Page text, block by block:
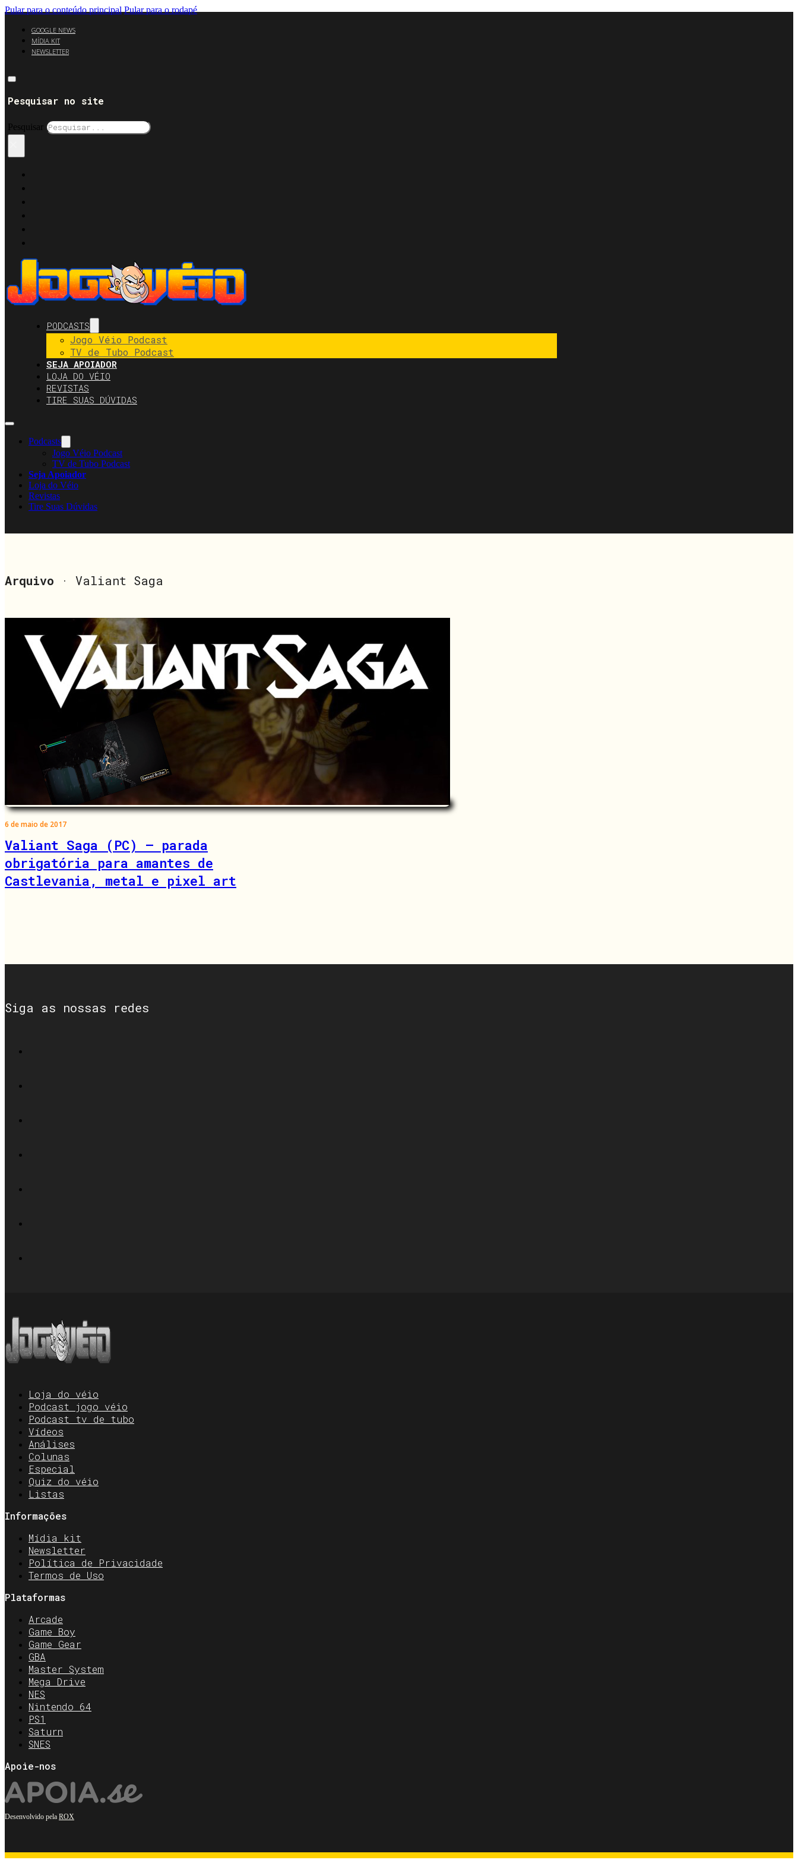
Pular para o conteúdo principal Pular para o rodapé
GOOGLE NEWS
MÍDIA KIT
NEWSLETTER
Pesquisar no site
Pesquisar
PODCASTS
Jogo Véio Podcast
TV de Tubo Podcast
SEJA APOIADOR
LOJA DO VÉIO
REVISTAS
TIRE SUAS DÚVIDAS
Podcasts
Jogo Véio Podcast
TV de Tubo Podcast
Seja Apoiador
Loja do Véio
Revistas
Tire Suas Dúvidas
Arquivo · Valiant Saga
6 de maio de 2017
Valiant Saga (PC) – parada
obrigatória para amantes de
Castlevania, metal e pixel art
Siga as nossas redes
Loja do véio
Podcast jogo véio
Podcast tv de tubo
Vídeos
Análises
Colunas
Especial
Quiz do véio
Listas
Informações
Mídia kit
Newsletter
Política de Privacidade
Termos de Uso
Plataformas
Arcade
Game Boy
Game Gear
GBA
Master System
Mega Drive
NES
Nintendo 64
PS1
Saturn
SNES
Apoie-nos
Desenvolvido pela ROX